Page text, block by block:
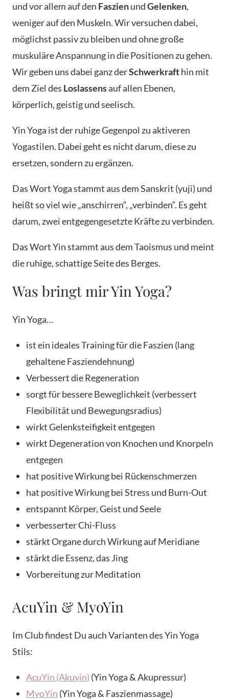
und vor allem auf den FaszienundGelenken,
weniger auf den Muskeln. Wir versuchen dabei,
möglichst passiv zu bleiben und ohne große
muskuläre Anspannung in die Positionen zu gehen.
Wir geben uns dabei ganz derSchwerkrafthin mit
dem Ziel des Loslassensauf allen Ebenen,
körperlich, geistig und seelisch.
Yin Yoga ist der ruhige Gegenpol zu aktiveren
Yogastilen. Dabei geht es nicht darum, diese zu
ersetzen, sondern zu ergänzen.
Das Wort Yoga stammt aus dem Sanskrit (yuji) und
heißt so viel wie „anschirren“, „verbinden“. Es geht
darum, zwei entgegengesetzte Kräfte zu verbinden.
Das Wort Yin stammt aus dem Taoismus und meint
die ruhige, schattige Seite des Berges.
Was bringt mir Yin Yoga?
Yin Yoga…
ist ein ideales Training für die Faszien (lang
gehaltene Fasziendehnung)
Verbessert die Regeneration
sorgt für bessere Beweglichkeit (verbessert
Flexibilität und Bewegungsradius)
wirkt Gelenksteifigkeit entgegen
wirkt Degeneration von Knochen und Knorpeln
entgegen
hat positive Wirkung bei Rückenschmerzen
hat positive Wirkung bei Stress und Burn-Out
entspannt Körper, Geist und Seele
verbesserter Chi-Fluss
stärkt Organe durch Wirkung auf Meridiane
stärkt die Essenz, das Jing
Vorbereitung zur Meditation
AcuYin & MyoYin
Im Club findest Du auch Varianten des Yin Yoga
Stils:
AcuYin (Akuyin) (Yin Yoga & Akupressur)
MyoYin (Yin Yoga & Faszienmassage)